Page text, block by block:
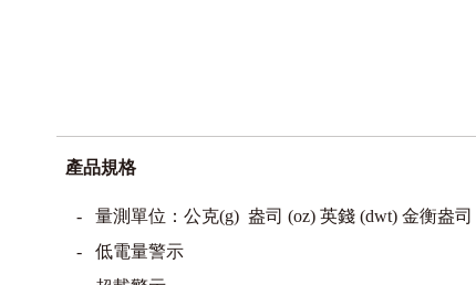
產品規格
- 量測單位：公克(g)盎司 (oz)英錢 (dwt)金衡盎司
-
低電量警示